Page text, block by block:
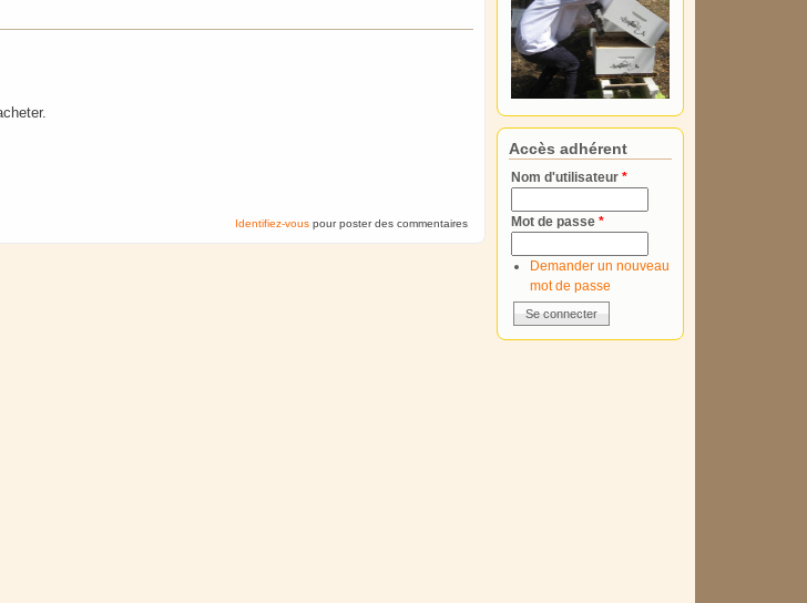
Identifiez-vouspour poster des commentaires
Accès adhérent
Nom d'utilisateur *
Mot de passe *
Demander un nouveau
mot de passe